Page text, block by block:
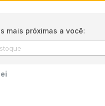
mais próximas a você: